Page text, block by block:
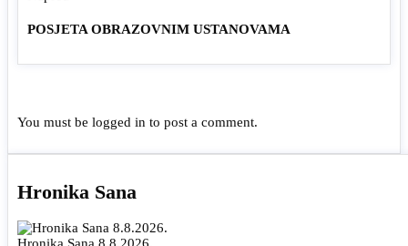
POSJETA OBRAZOVNIM USTANOVAMA
You must be logged in to post a comment.
Hronika Sana